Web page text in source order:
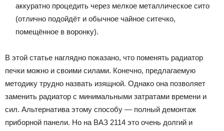
аккуратно процедить через мелкое металлическое сито
(отлично подойдёт и обычное чайное ситечко,
помещённое в воронку).
В этой статье наглядно показано, что поменять радиатор
печки можно и своими силами. Конечно, предлагаемую
методику трудно назвать изящной. Однако она позволяет
заменить радиатор с минимальными затратами времени и
сил. Альтернатива этому способу — полный демонтаж
приборной панели. Но на ВАЗ 2114 это очень долгий и